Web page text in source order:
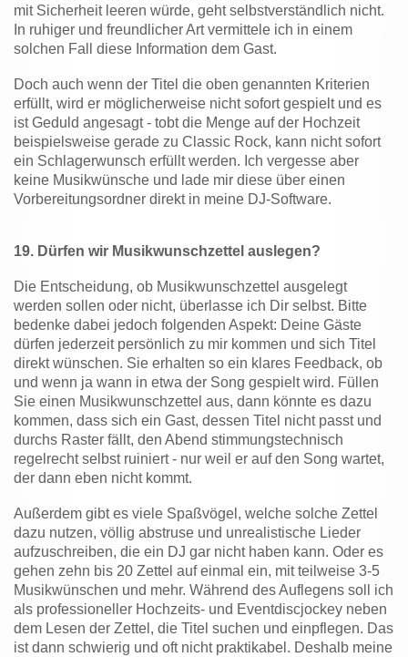
mit Sicherheit leeren würde, geht selbstverständlich nicht.
In ruhiger und freundlicher Art vermittele ich in einem
solchen Fall diese Information dem Gast.
Doch auch wenn der Titel die oben genannten Kriterien
erfüllt, wird er möglicherweise nicht sofort gespielt und es
ist Geduld angesagt - tobt die Menge auf der Hochzeit
beispielsweise gerade zu Classic Rock, kann nicht sofort
ein Schlagerwunsch erfüllt werden. Ich vergesse aber
keine Musikwünsche und lade mir diese über einen
Vorbereitungsordner direkt in meine DJ-Software.
19. Dürfen wir Musikwunschzettel auslegen?
Die Entscheidung, ob Musikwunschzettel ausgelegt
werden sollen oder nicht, überlasse ich Dir selbst. Bitte
bedenke dabei jedoch folgenden Aspekt: Deine Gäste
dürfen jederzeit persönlich zu mir kommen und sich Titel
direkt wünschen. Sie erhalten so ein klares Feedback, ob
und wenn ja wann in etwa der Song gespielt wird. Füllen
Sie einen Musikwunschzettel aus, dann könnte es dazu
kommen, dass sich ein Gast, dessen Titel nicht passt und
durchs Raster fällt, den Abend stimmungstechnisch
regelrecht selbst ruiniert - nur weil er auf den Song wartet,
der dann eben nicht kommt.
Außerdem gibt es viele Spaßvögel, welche solche Zettel
dazu nutzen, völlig abstruse und unrealistische Lieder
aufzuschreiben, die ein DJ gar nicht haben kann. Oder es
gehen zehn bis 20 Zettel auf einmal ein, mit teilweise 3-5
Musikwünschen und mehr. Während des Auflegens soll ich
als professioneller Hochzeits- und Eventdiscjockey neben
dem Lesen der Zettel, die Titel suchen und einpflegen. Das
ist dann schwierig und oft nicht praktikabel. Deshalb meine